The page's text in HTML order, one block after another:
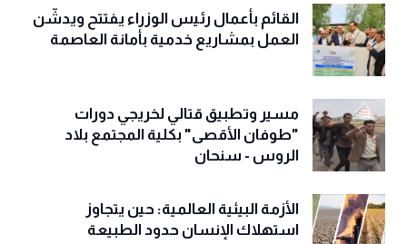
القائم بأعمال رئيس الوزراء يفتتح ويدشّن
العمل بمشاريع خدمية بأمانة العاصمة
مسير وتطبيق قتالي لخريجي دورات
"طوفان الأقصى" بكلية المجتمع بلاد
الروس - سنحان
الأزمة البيئية العالمية: حين يتجاوز
استهلاك الإنسان حدود الطبيعة